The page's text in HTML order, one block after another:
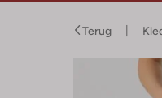
Terug